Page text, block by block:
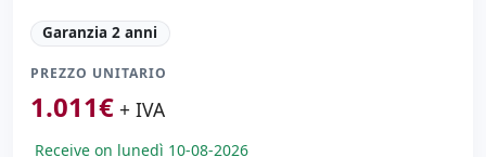
Suono: Bang & Olufsen audio
Rete: Intel Connection L219-LM
Porte: 2x USB-C · 3x USB 3.1
IPS 17.3 '' FullHD 16:
Garanzia 2 anni
PREZZO UNITARIO
1.011€ + IVA
Receive on lunedì 10-08-2026